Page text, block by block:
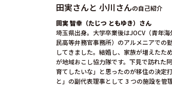
田実さんと 小川さんの自己紹介
田実 智幸（たじつ ともゆき）さん
埼⽟県出⾝。大学卒業後はJOCV（⻘年
民高等弁務官事務所）のアルメニアでの
してきました。結婚し、家族が増えたた
が地域おこし協⼒隊です。下見で訪れた
育てしたいな」と思ったのが移住の決定
と」の副代表理事として 3 つの施設を管